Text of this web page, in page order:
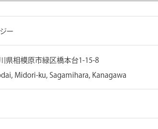
ー
県相模原市緑区橋本台1-15-8
Midori-ku, Sagamihara, Kanagawa